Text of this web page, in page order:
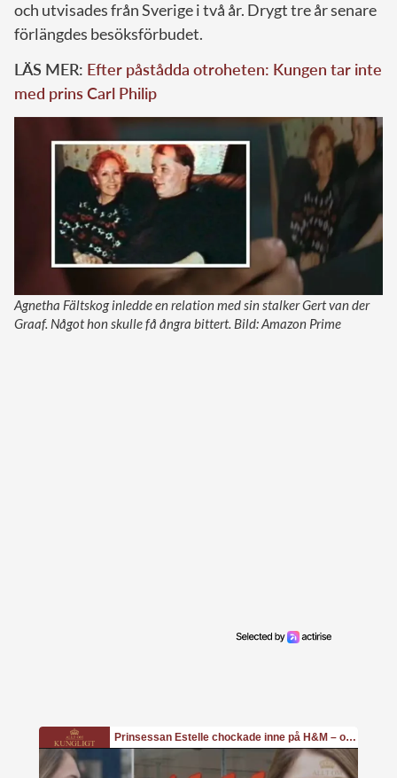
och utvisades från Sverige i två år. Drygt tre år senare
förlängdes besöksförbudet.
LÄS MER: Efter påstådda otroheten: Kungen tar inte
med prins Carl Philip
Agnetha Fältskog inledde en relation med sin stalker Gert van der
Graaf. Något hon skulle få ångra bittert. Bild: Amazon Prime